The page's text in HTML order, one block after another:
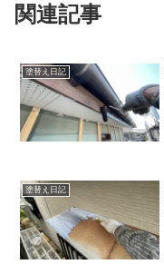
関連記事
塗替え日記
塗替え日記